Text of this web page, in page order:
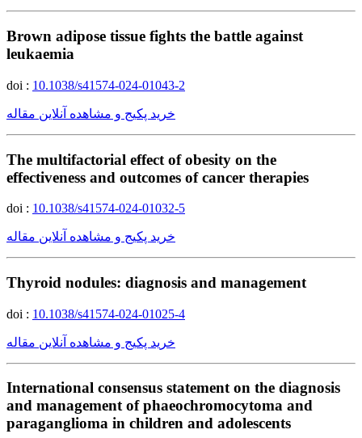
Brown adipose tissue fights the battle against
leukaemia
doi : 10.1038/s41574-024-01043-2
خرید پکیج و مشاهده آنلاین مقاله
The multifactorial effect of obesity on the
effectiveness and outcomes of cancer therapies
doi : 10.1038/s41574-024-01032-5
خرید پکیج و مشاهده آنلاین مقاله
Thyroid nodules: diagnosis and management
doi : 10.1038/s41574-024-01025-4
خرید پکیج و مشاهده آنلاین مقاله
International consensus statement on the diagnosis
and management of phaeochromocytoma and
paraganglioma in children and adolescents